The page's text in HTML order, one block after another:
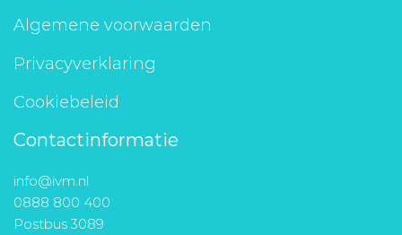
Algemene voorwaarden
Privacyverklaring
Cookiebeleid
Contactinformatie
info@ivm.nl
0888 800 400
Postbus 3089